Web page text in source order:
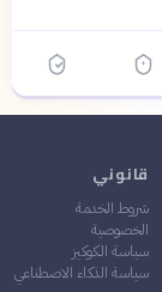
قانوني
شروط الخدمة
الخصوصية
سياسة الكوكيز
سياسة الذكاء الاصطناعي